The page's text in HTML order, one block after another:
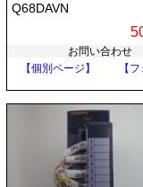
Q68DAVN
お問い合わせ
【個別ページ】
【